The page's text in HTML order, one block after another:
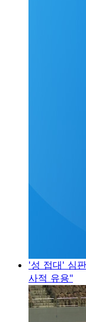
'성 접대' 심
사적 유용"